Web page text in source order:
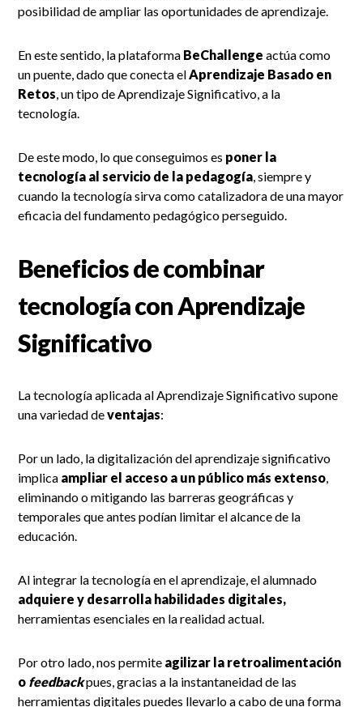
posibilidad de ampliar las oportunidades de aprendizaje.
En este sentido, la plataforma BeChallenge actúa como
un puente, dado que conecta elAprendizaje Basado en
Retos, un tipo de Aprendizaje Significativo, a la
tecnología.
De este modo, lo que conseguimos es poner la
tecnología al servicio de la pedagogía, siempre y
cuando la tecnología sirva como catalizadora de una mayor
eficacia del fundamento pedagógico perseguido.
Beneficios de combinar
tecnología con Aprendizaje
Significativo
La tecnología aplicada al Aprendizaje Significativo supone
una variedad deventajas:
Por un lado, la digitalización del aprendizaje significativo
implica ampliar el acceso a un público más extenso,
eliminando o mitigando las barreras geográficas y
temporales que antes podían limitar el alcance de la
educación.
Al integrar la tecnología en el aprendizaje, el alumnado
adquiere y desarrolla habilidades digitales,
herramientas esenciales en la realidad actual.
Por otro lado, nos permite agilizar la retroalimentación
o feedbackpues, gracias a la instantaneidad de las
herramientas digitales puedes llevarlo a cabo de una forma